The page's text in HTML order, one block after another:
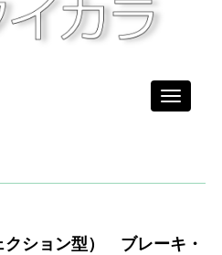
Toggle
クション型） ブレーキ・